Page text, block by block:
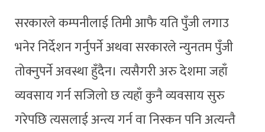
सरकारले कम्पनीलाई तिमी आफै यति पुँजी लगाउ
भनेर निर्देशन गर्नुपर्ने अथवा सरकारले न्युनतम पुँजी
तोक्नुपर्ने अवस्था हुँदैन। त्यसैगरी अरु देशमा जहाँ
व्यवसाय गर्न सजिलो छ त्यहाँ कुनै व्यवसाय सुरु
गरेपछि त्यसलाई अन्त्य गर्न वा निस्कन पनि अत्यन्तै